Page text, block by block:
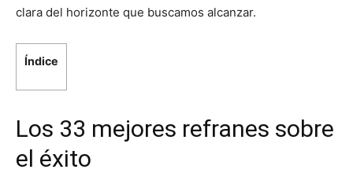
clara del horizonte que buscamos alcanzar.
Índice
Los 33 mejores refranes sobre
el éxito